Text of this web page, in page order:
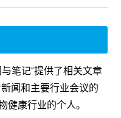
笔记”提供了相关文章
闻和主要行业会议的
健康行业的个人。